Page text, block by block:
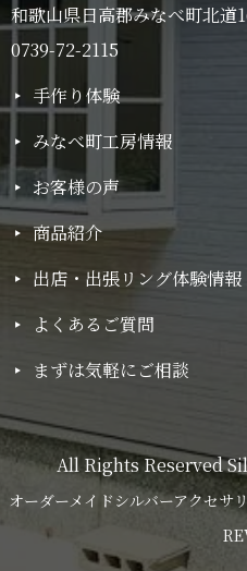
和歌山県日高郡みなべ町北道
0739-72-2115
手作り体験
みなべ町工房情報
お客様の声
商品紹介
出店・出張リング体験情報
よくあるご質問
まずは気軽にご相談
All Rights Reserved
オーダーメイドシルバーアクセ